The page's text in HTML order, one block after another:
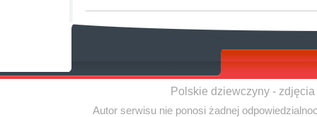
Polskie dziewczyny -
Autor serwisu nie ponosi żadnej